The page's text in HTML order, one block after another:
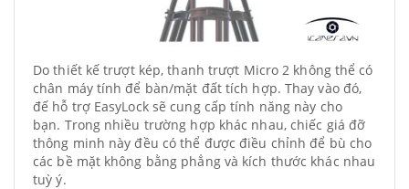
Do thiết kế trượt kép, thanh trượt Micro 2 không thể có
chân máy tính để bàn/mặt đất tích hợp. Thay vào đó,
đế hỗ trợ EasyLock sẽ cung cấp tính năng này cho
bạn. Trong nhiều trường hợp khác nhau, chiếc giá đỡ
thông minh này đều có thể được điều chỉnh để bù cho
các bề mặt không bằng phẳng và kích thước khác nhau
tuỳ ý.